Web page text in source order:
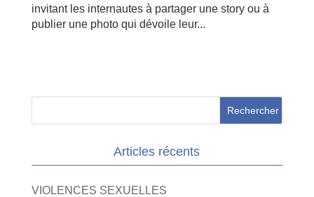
invitant les internautes à partager une story ou à
publier une photo qui dévoile leur...
Articles récents
VIOLENCES SEXUELLES